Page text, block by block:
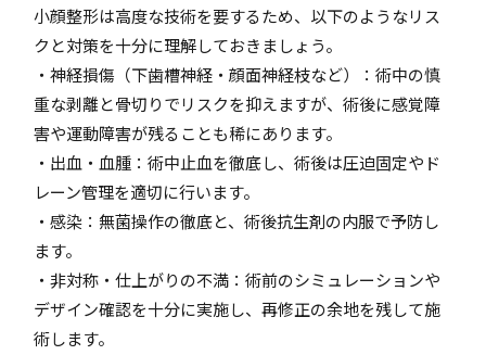
小顔整形は高度な技術を要するため、以下のようなリス
クと対策を十分に理解しておきましょう。
・神経損傷（下歯槽神経・顔面神経枝など）：術中の慎
重な剥離と骨切りでリスクを抑えますが、術後に感覚障
害や運動障害が残ることも稀にあります。
・出血・血腫：術中止血を徹底し、術後は圧迫固定やド
レーン管理を適切に行います。
・感染：無菌操作の徹底と、術後抗生剤の内服で予防し
ます。
・非対称・仕上がりの不満：術前のシミュレーションや
デザイン確認を十分に実施し、再修正の余地を残して施
術します。